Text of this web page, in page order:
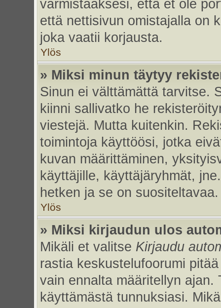
varmistaaksesi, että et ole
että nettisivun omistajalla on
joka vaatii korjausta.
Ylös
» Miksi minun täytyy
Sinun ei välttämättä tarvitse.
kiinni sallivatko he
viestejä. Mutta kuitenkin.
toimintoja käyttöösi, jotka
kuvan määrittäminen,
käyttäjille, käyttäjäryhmät,
hetken ja se on suositeltavaa.
Ylös
» Miksi kirjaudun ulos
Mikäli et valitse Kirjaudu
rastia keskustelufoorumi
vain ennalta määritellyn
käyttämästä tunnuksiasi.